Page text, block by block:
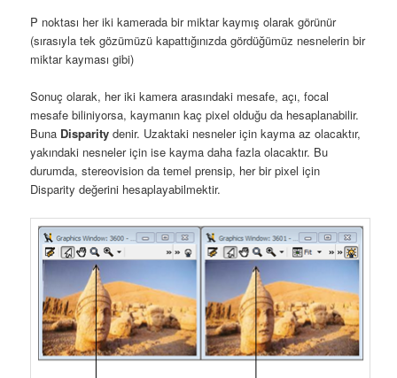
P noktası her iki kamerada bir miktar kaymış olarak görünür
(sırasıyla tek gözümüzü kapattığınızda gördüğümüz nesnelerin bir
miktar kayması gibi)
Sonuç olarak, her iki kamera arasındaki mesafe, açı, focal
mesafe biliniyorsa, kaymanın kaç pixel olduğu da hesaplanabilir.
Buna Disparity denir. Uzaktaki nesneler için kayma az olacaktır,
yakındaki nesneler için ise kayma daha fazla olacaktır. Bu
durumda, stereovision da temel prensip, her bir pixel için
Disparity değerini hesaplayabilmektir.